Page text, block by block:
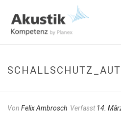
Von Felix Ambrosch Verfasst14.